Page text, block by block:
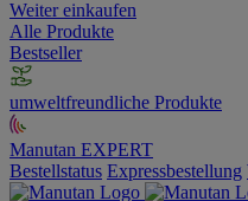
Weiter einkaufen
Alle Produkte
Bestseller
umweltfreundliche Produkte
Manutan EXPERT
Bestellstatus Expressbestellung